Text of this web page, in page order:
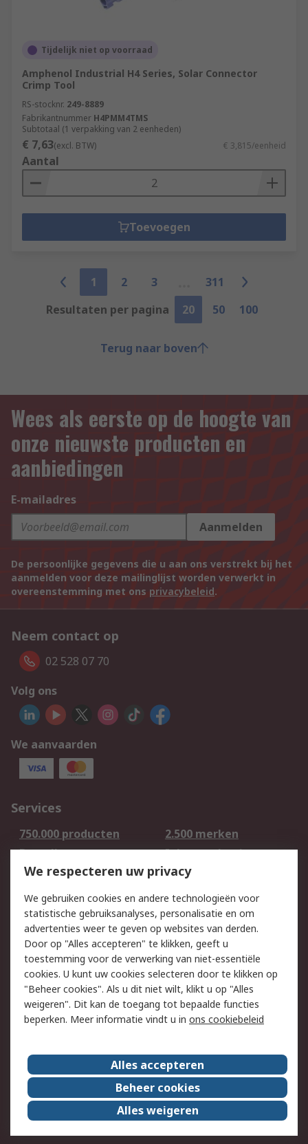
Tijdelijk niet op voorraad
Amphenol Industrial H4 Series, Solar Connector
Crimp Tool
RS-stocknr. 249-8889
Fabrikantnummer H4PMM4TMS
Subtotaal (1 verpakking van 2 eenheden)
€ 7,63(excl. BTW) € 3,815/eenheid
Aantal
Toevoegen
1 2 3
311
Resultaten per pagina
20 50 100
Terug naar boven
Wees als eerste op de hoogte van
onze nieuwste producten en
aanbiedingen
E-mailadres
Aanmelden
De persoonlijke gegevens die u aan ons verstrekt bij het
aanmelden voor deze mailinglijst worden verwerkt in
overeenstemming met ons privacybeleid.
Neem contact op
02 528 07 70
Volg ons
We aanvaarden
Services
750.000 producten
2.500 merken
Bestellen
Inkoopoplossingen
Retouren
Technisch advies
Track & Trace
Wettelijk
Cookiebeleid
Email veiligheid
Privacybeleid -
Bijgewerkt
Websitevoorwaarden
Algemene
verkoopvoorwaarden
Over RS
RS Group
Over ons
RS wereldwijd
Werken bij RS
ESG
We respecteren uw privacy
We gebruiken cookies en andere technologieën voor
statistische gebruiksanalyses, personalisatie en om
advertenties weer te geven op websites van derden.
Door op "Alles accepteren" te klikken, geeft u
toestemming voor de verwerking van niet-essentiële
cookies. U kunt uw cookies selecteren door te klikken op
"Beheer cookies". Als u dit niet wilt, klikt u op "Alles
weigeren". Dit kan de toegang tot bepaalde functies
beperken. Meer informatie vindt u in ons cookiebeleid
Alles accepteren
Beheer cookies
Alles weigeren